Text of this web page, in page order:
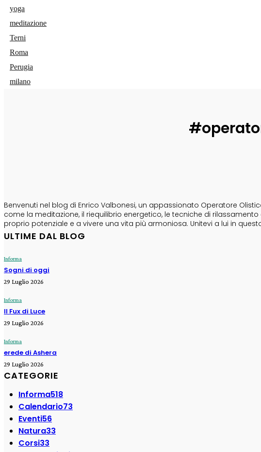
yoga
meditazione
Terni
Roma
Perugia
milano
Benvenuti nel blog di Enrico Valbonesi, un appassionato Operatore
come la meditazione, il riequilibrio energetico, le tecniche di
proprio potenziale e a vivere una vita più armoniosa. Unitevi a lui in
ULTIME DAL BLOG
Informa
Sogni di oggi
29 Luglio 2026
Informa
Il Fux di Luce
29 Luglio 2026
Informa
erede di Ashera
29 Luglio 2026
CATEGORIE
Informa518
Calendario73
Eventi56
Natura33
Corsi33